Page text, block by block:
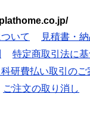
いて
見積書・
特定商取引法に
研費払い取引のご
ご注文の取り消し